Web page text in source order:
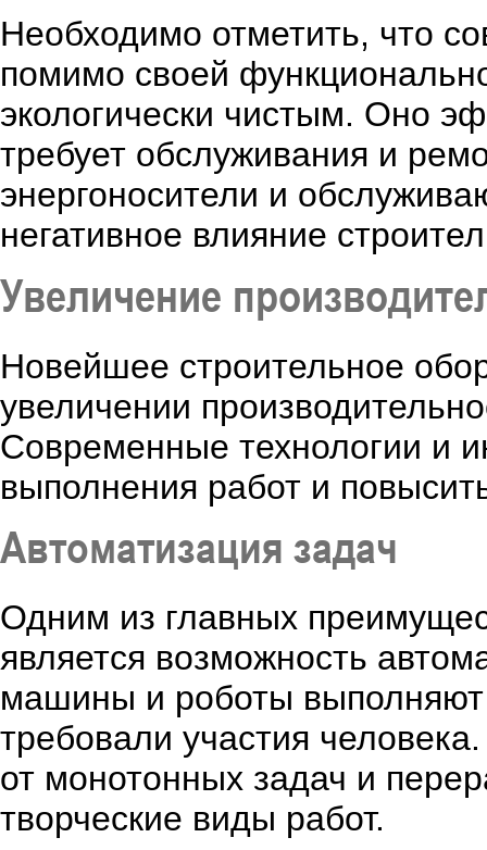
Необходимо отметить, что
помимо своей
экологически чистым. Оно
требует обслуживания и
энергоносители и
негативное влияние
Увеличение
Новейшее строительное
увеличении
Современные технологии и
выполнения работ и
Автоматизация задач
Одним из главных
является возможность
машины и роботы
требовали участия
от монотонных задач и
творческие виды работ.